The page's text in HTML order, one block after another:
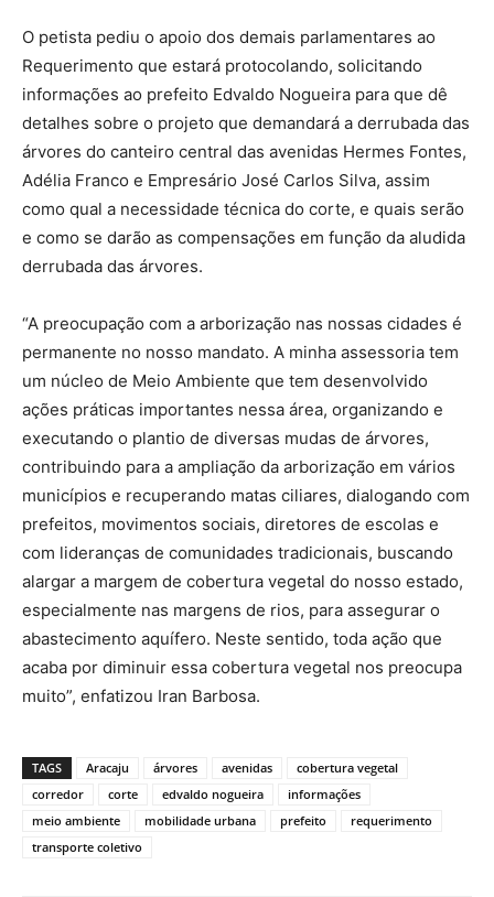
O petista pediu o apoio dos demais parlamentares ao
Requerimento que estará protocolando, solicitando
informações ao prefeito Edvaldo Nogueira para que dê
detalhes sobre o projeto que demandará a derrubada das
árvores do canteiro central das avenidas Hermes Fontes,
Adélia Franco e Empresário José Carlos Silva, assim
como qual a necessidade técnica do corte, e quais serão
e como se darão as compensações em função da aludida
derrubada das árvores.
“A preocupação com a arborização nas nossas cidades é
permanente no nosso mandato. A minha assessoria tem
um núcleo de Meio Ambiente que tem desenvolvido
ações práticas importantes nessa área, organizando e
executando o plantio de diversas mudas de árvores,
contribuindo para a ampliação da arborização em vários
municípios e recuperando matas ciliares, dialogando com
prefeitos, movimentos sociais, diretores de escolas e
com lideranças de comunidades tradicionais, buscando
alargar a margem de cobertura vegetal do nosso estado,
especialmente nas margens de rios, para assegurar o
abastecimento aquífero. Neste sentido, toda ação que
acaba por diminuir essa cobertura vegetal nos preocupa
muito”, enfatizou Iran Barbosa.
TAGS Aracaju árvores avenidas
cobertura vegetal
corredor
corte edvaldo nogueira
informações
meio ambiente
mobilidade urbana prefeito
requerimento
transporte coletivo